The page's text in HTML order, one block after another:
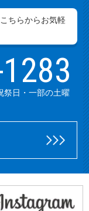
ちらからお気軽
祭日・一部の土曜